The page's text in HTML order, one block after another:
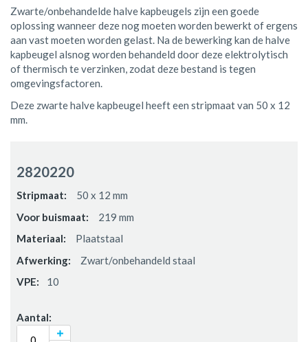
Zwarte/onbehandelde halve kapbeugels zijn een goede
oplossing wanneer deze nog moeten worden bewerkt of ergens
aan vast moeten worden gelast. Na de bewerking kan de halve
kapbeugel alsnog worden behandeld door deze elektrolytisch
of thermisch te verzinken, zodat deze bestand is tegen
omgevingsfactoren.
Deze zwarte halve kapbeugel heeft een stripmaat van 50 x 12
mm.
2820220
50 x 12 mm
219 mm
Plaatstaal
Zwart/onbehandeld staal
10